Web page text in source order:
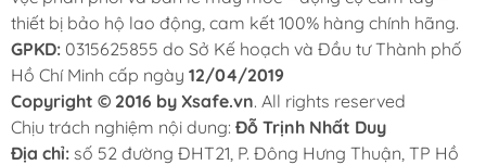
thiết bị bảo hộ lao động, cam kết 100% hàng chính hãng.
GPKD: 0315625855 do Sở Kế hoạch và Đầu tư Thành phố
Hồ Chí Minh cấp ngày 12/04/2019
Copyright © 2016 by Xsafe.vn. All rights reserved
Chịu trách nghiệm nội dung: Đỗ Trịnh Nhất Duy
Địa chỉ: số 52 đường ĐHT21, P. Đông Hưng Thuận, TP Hồ